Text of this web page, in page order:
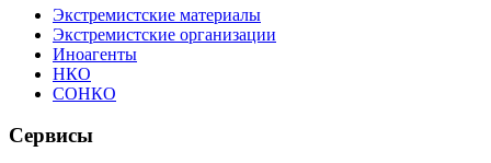
Экстремистские материалы
Экстремистские организации
Иноагенты
НКО
СОНКО
Сервисы